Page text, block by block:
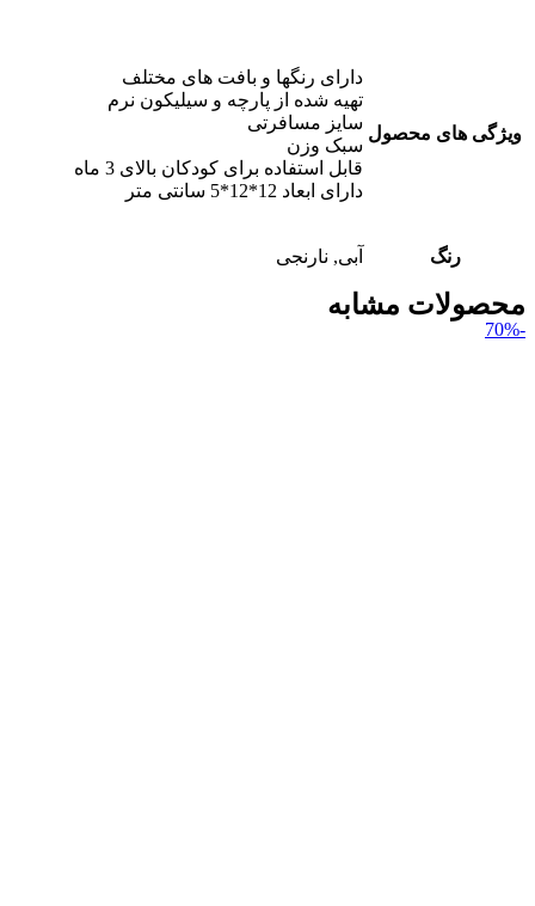
ویژگی های محصول
دارای رنگها و بافت های مختلف
تهیه شده از پارچه و سیلیکون نرم
سایز مسافرتی
سبک وزن
قابل استفاده برای کودکان بالای 3 ماه
دارای ابعاد 12*12*5 سانتی متر
رنگ آبی, نارنجی
محصولات مشابه
-70%